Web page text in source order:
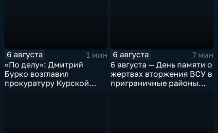
6 августа
1 мин
«По делу»: Дмитрий
Бурко возглавил
прокуратуру Курской
6 августа
7 мин
6 августа — День памяти о
жертвах вторжения ВСУ в
приграничные районы